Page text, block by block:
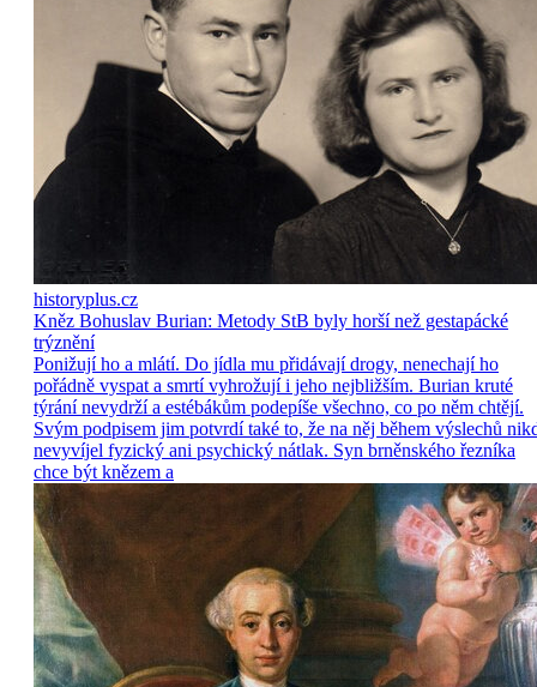
historyplus.cz
Kněz Bohuslav Burian: Metody StB byly horší než gestapácké
trýznění
Ponižují ho a mlátí. Do jídla mu přidávají drogy, nenechají ho
pořádně vyspat a smrtí vyhrožují i jeho nejbližším. Burian kruté
týrání nevydrží a estébákům podepíše všechno, co po něm chtějí.
Svým podpisem jim potvrdí také to, že na něj během výslechů
nevyvíjel fyzický ani psychický nátlak. Syn brněnského řezníka
chce být knězem a